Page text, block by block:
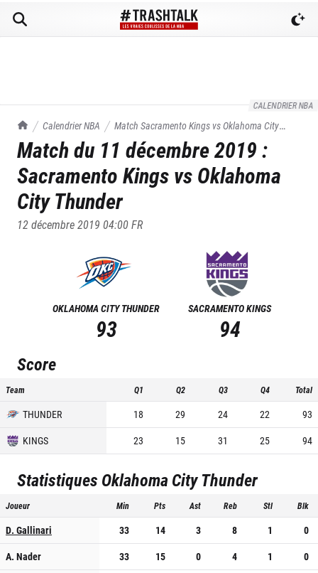
CALENDRIER NBA
TrashTalk Actu NBA
Calendrier NBA Match Sacramento Kings vsOklahoma City
Thunder du11/12/2019
Match du 11 décembre 2019 :
Sacramento Kings vs Oklahoma
City Thunder
12 décembre 2019 04:00FR
OKLAHOMA CITY THUNDER
93
SACRAMENTO KINGS
94
Score
Team Q1 Q2 Q3 Q4 Total
THUNDER 18 29 24 22
93
KINGS
23 15 31 25 94
Statistiques Oklahoma City Thunder
Joueur Min Pts Ast Reb Stl Blk
D. Gallinari 33 14 3 8 1
0
A. Nader
33 15 0 4 1
0